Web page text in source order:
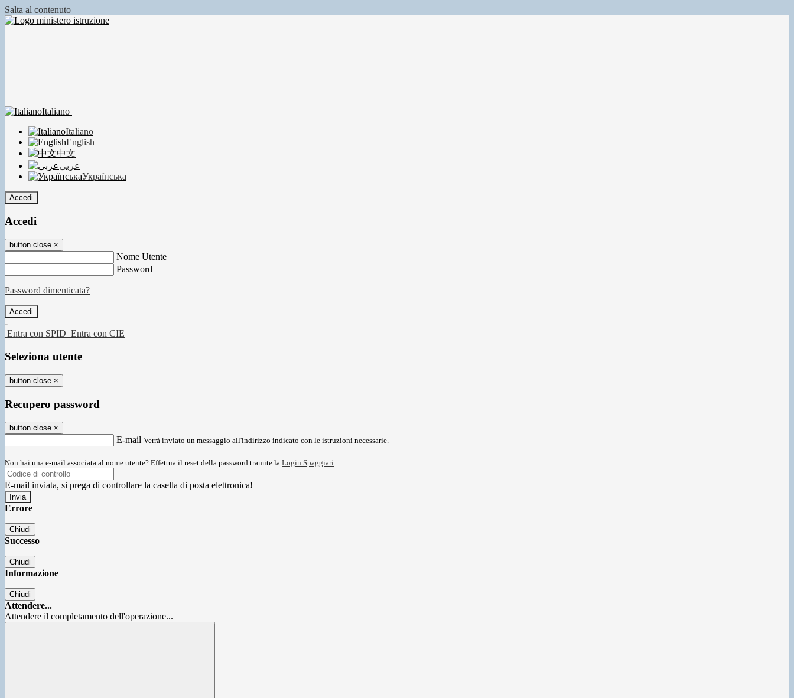
Salta al contenuto
Italiano
Italiano
English
中文
عربى
Українська
Accedi
Accedi
button close ×
Nome Utente
Password
Password dimenticata?
-
Entra con SPID Entra con CIE
Seleziona utente
button close ×
Recupero password
button close ×
E-mail Verrà inviato un messaggio all'indirizzo indicato con le istruzioni necessarie.
Non hai una e-mail associata al nome utente? Effettua il reset della password tramite la Login Spaggiari
E-mail inviata, si prega di controllare la casella di posta elettronica!
Errore
Chiudi
Successo
Chiudi
Informazione
Chiudi
Attendere...
Attendere il completamento dell'operazione...